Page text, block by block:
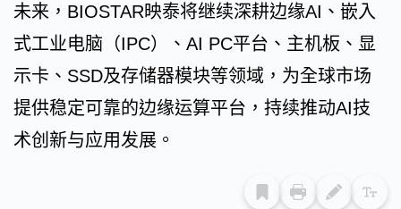
未来，BIOSTAR映泰将继续深耕边缘AI、嵌入
式工业电脑（IPC）、AI PC平台、主机板、显
示卡、SSD及存储器模块等领域，为全球市场
提供稳定可靠的边缘运算平台，持续推动AI技
术创新与应用发展。